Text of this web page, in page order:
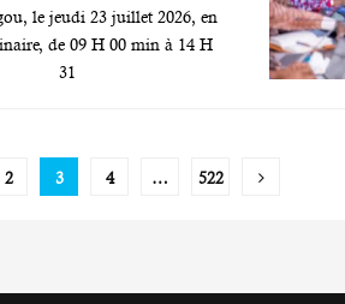
le jeudi 23 juillet 2026, en
de 09 H 00 min à 14 H
31
2 3 4 … 522